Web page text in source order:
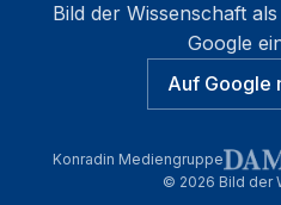
Bild der Wissenschaft
Google
Auf Google
Konradin Mediengruppe
© 2026 Bild der